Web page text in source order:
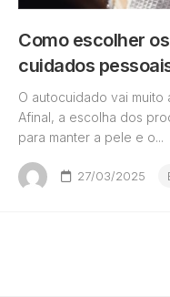
Como escolher
cuidados
O autocuidado vai muito
Afinal, a escolha dos
para manter a pele e o...
27/03/2025